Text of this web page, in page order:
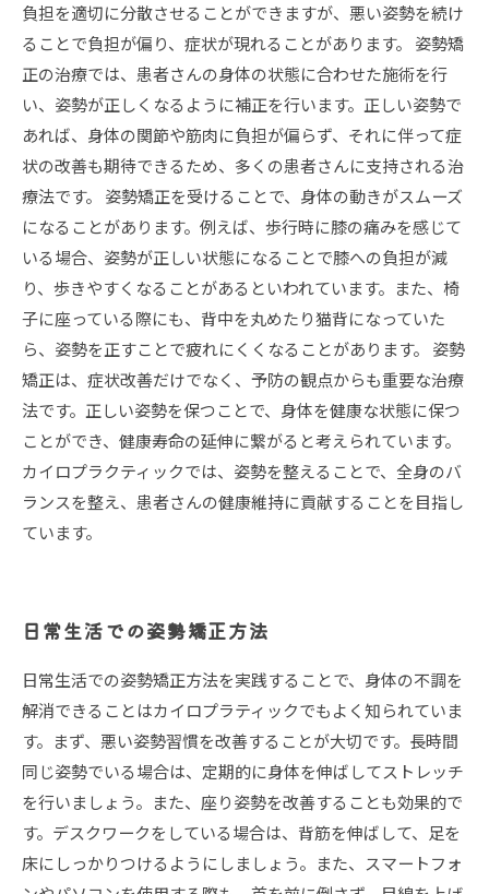
負担を適切に分散させることができますが、悪い姿勢を続け
ることで負担が偏り、症状が現れることがあります。 姿勢矯
正の治療では、患者さんの身体の状態に合わせた施術を行
い、姿勢が正しくなるように補正を行います。正しい姿勢で
あれば、身体の関節や筋肉に負担が偏らず、それに伴って症
状の改善も期待できるため、多くの患者さんに支持される治
療法です。 姿勢矯正を受けることで、身体の動きがスムーズ
になることがあります。例えば、歩行時に膝の痛みを感じて
いる場合、姿勢が正しい状態になることで膝への負担が減
り、歩きやすくなることがあるといわれています。また、椅
子に座っている際にも、背中を丸めたり猫背になっていた
ら、姿勢を正すことで疲れにくくなることがあります。 姿勢
矯正は、症状改善だけでなく、予防の観点からも重要な治療
法です。正しい姿勢を保つことで、身体を健康な状態に保つ
ことができ、健康寿命の延伸に繋がると考えられています。
カイロプラクティックでは、姿勢を整えることで、全身のバ
ランスを整え、患者さんの健康維持に貢献することを目指し
ています。
日常生活での姿勢矯正方法
日常生活での姿勢矯正方法を実践することで、身体の不調を
解消できることはカイロプラティックでもよく知られていま
す。まず、悪い姿勢習慣を改善することが大切です。長時間
同じ姿勢でいる場合は、定期的に身体を伸ばしてストレッチ
を行いましょう。また、座り姿勢を改善することも効果的で
す。デスクワークをしている場合は、背筋を伸ばして、足を
床にしっかりつけるようにしましょう。また、スマートフォ